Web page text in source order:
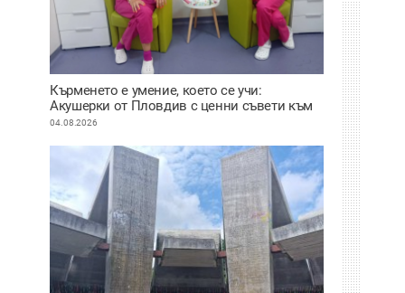
Кърменето е умение, което се учи:
Акушерки от Пловдив с ценни съвети към
младите майки
04.08.2026